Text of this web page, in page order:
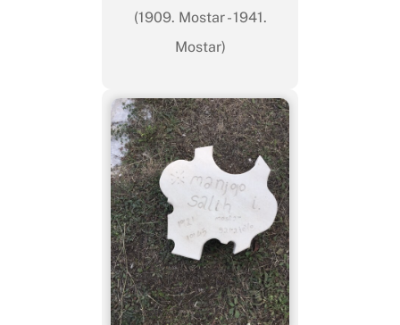
(1909. Mostar - 1941.
Mostar)